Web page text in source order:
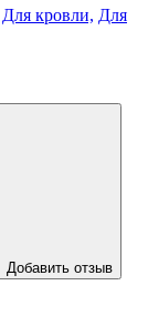
Для кровли, Для
Добавить отзыв